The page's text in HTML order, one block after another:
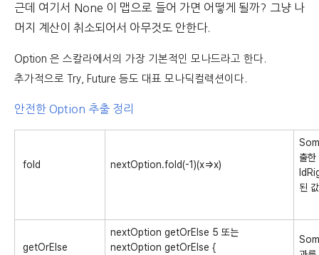
근데 여기서 None 이 맵으로 들어 가면 어떻게 될까? 그냥 나
머지 계산이 취소되어서 아무것도 안한다.
Option 은 스칼라에서의 가장 기본적인 모나드라고 한다.
추가적으로 Try, Future 등도 대표 모나딕컬렉션이다.
안전한 Option 추출 정리
fold nextOption.fold(-1)(x=>x)
출
된
getOrElse
nextOption getOrElse 5 또는
nextOption getOrElse {